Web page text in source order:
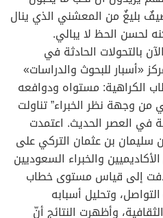
بليغٌ من المعشني الذي ينال
لحسن الحظ لا يبالي.
بالتحولات الحادثة في
«أسبار للبحوث والدراسات»
الكراهية: مستواه ودوافعه
وجهة نظر الخبراء” تناولت
في العصر الحديث. اعتمدت
سليمان بن عثمان التركي على
والخبراء السعوديين
إلى قياس مستوى خطاب
وتحليل أسبابه
وأظهرت النتائج أنّ